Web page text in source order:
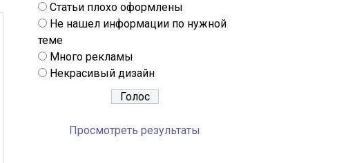
Статьи плохо оформлены
Не нашел информации по нужной
теме
Много рекламы
Некрасивый дизайн
Просмотреть результаты